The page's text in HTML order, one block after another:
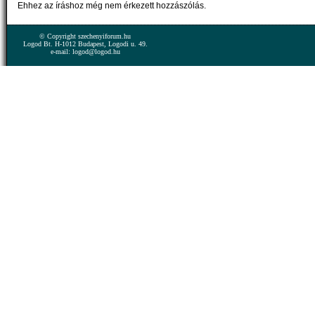
Ehhez az íráshoz még nem érkezett hozzászólás.
© Copyright szechenyiforum.hu
Logod Bt. H-1012 Budapest, Logodi u. 49.
e-mail: logod@logod.hu